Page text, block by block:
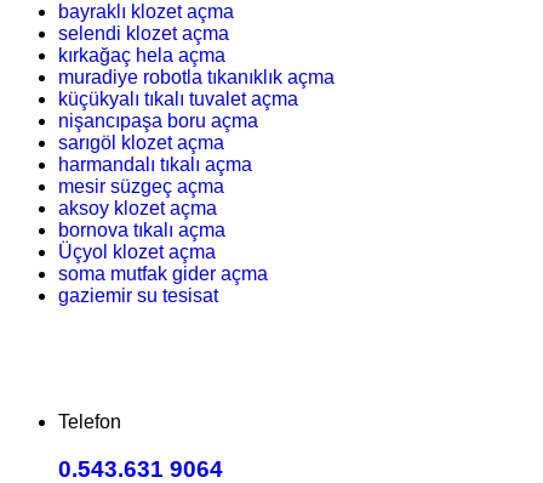
bayraklı klozet açma
selendi klozet açma
kırkağaç hela açma
muradiye robotla tıkanıklık açma
küçükyalı tıkalı tuvalet açma
nişancıpaşa boru açma
sarıgöl klozet açma
harmandalı tıkalı açma
mesir süzgeç açma
aksoy klozet açma
bornova tıkalı açma
Üçyol klozet açma
soma mutfak gider açma
gaziemir su tesisat
Telefon
0.543.631 9064